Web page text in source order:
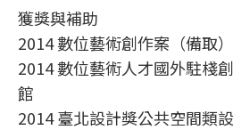
獲獎與補助
2014 數位藝術創作案（備取
2014 數位藝術人才國外駐棧
館
2014 臺北設計獎公共空間類